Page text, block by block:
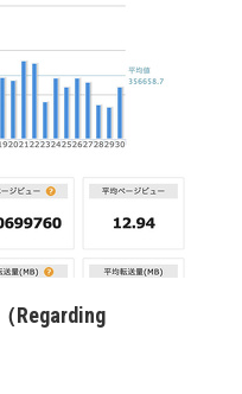
Regarding